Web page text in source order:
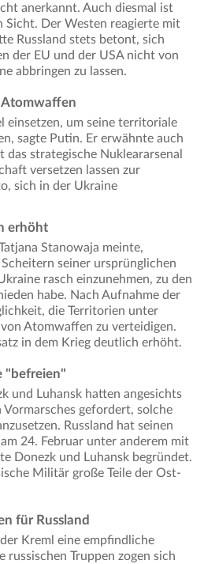
anerkannt. Auch diesmal ist
Sicht. Der Westen reagierte mit
Russland stets betont, sich
der EU und der USA nicht von
abbringen zu lassen.
Atomwaffen
einsetzen, um seine territoriale
sagte Putin. Er erwähnte auch
strategische Nukleararsenal
versetzen lassen zur
sich in der Ukraine
erhöht
Stanowaja meinte,
seiner ursprünglichen
rasch einzunehmen, zu den
habe. Nach Aufnahme der
die Territorien unter
Atomwaffen zu verteidigen.
in dem Krieg deutlich erhöht.
"befreien"
und Luhansk hatten angesichts
gefordert, solche
Russland hat seinen
24. Februar unter anderem mit
Donezk und Luhansk begründet.
Militär große Teile der Ost-
für Russland
Kreml eine empfindliche
russischen Truppen zogen sich